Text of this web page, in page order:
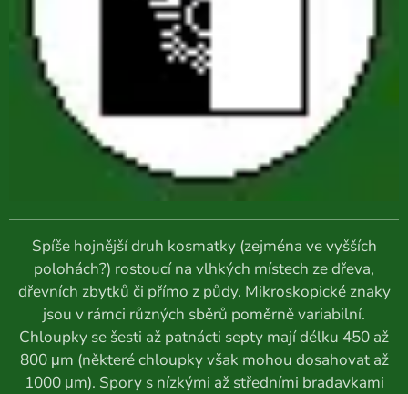
Spíše hojnější druh kosmatky (zejména ve vyšších
polohách?) rostoucí na vlhkých místech ze dřeva,
dřevních zbytků či přímo z půdy. Mikroskopické znaky
jsou v rámci různých sběrů poměrně variabilní.
Chloupky se šesti až patnácti septy mají délku 450 až
800 μm (některé chloupky však mohou dosahovat až
1000 μm). Spory s nízkými až středními bradavkami